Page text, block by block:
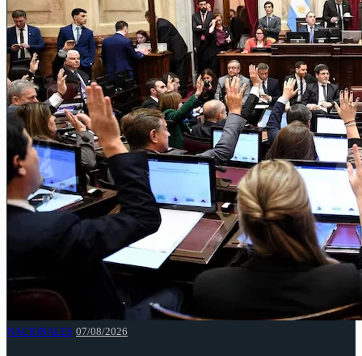
NACIONALES 07/08/2026